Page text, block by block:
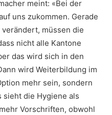
meint: «Bei der
uns zukommen. Gerade
müssen die
nicht alle Kantone
das wird sich in den
wird Weiterbildung im
mehr sein, sondern
sieht die Hygiene als
Vorschriften, obwohl